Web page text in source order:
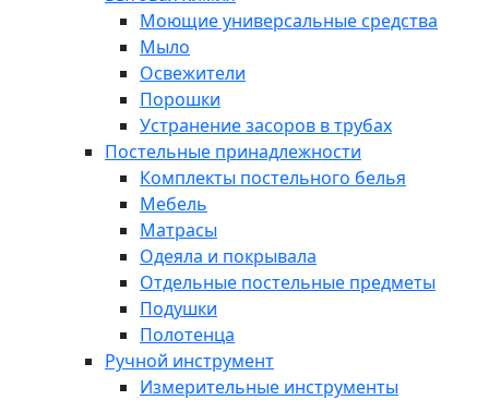
Моющие универсальные средства
Мыло
Освежители
Порошки
Устранение засоров в трубах
Постельные принадлежности
Комплекты постельного белья
Мебель
Матрасы
Одеяла и покрывала
Отдельные постельные предметы
Подушки
Полотенца
Ручной инструмент
Измерительные инструменты